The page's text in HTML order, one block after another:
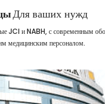
Для ваших нужд
JCI и NABH, с современным
медицинским персоналом.